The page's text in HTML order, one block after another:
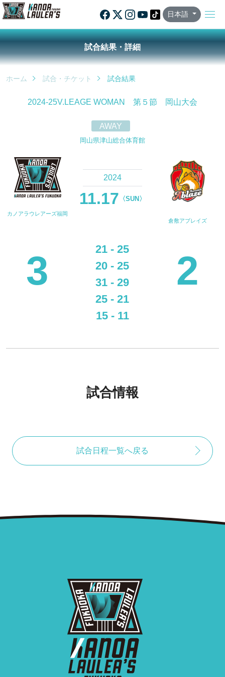
日本語
試合結果・詳細
ホーム 試合・チケット 試合結果
2024-25V.LEAGE WOMAN 第５節 岡山大会
AWAY
岡山県津山総合体育館
カノアラウレアーズ福岡
2024
11.17 〈SUN〉
倉敷アブレイズ
3
21 - 25
20 - 25
31 - 29
25 - 21
15 - 11
2
試合情報
試合日程一覧へ戻る